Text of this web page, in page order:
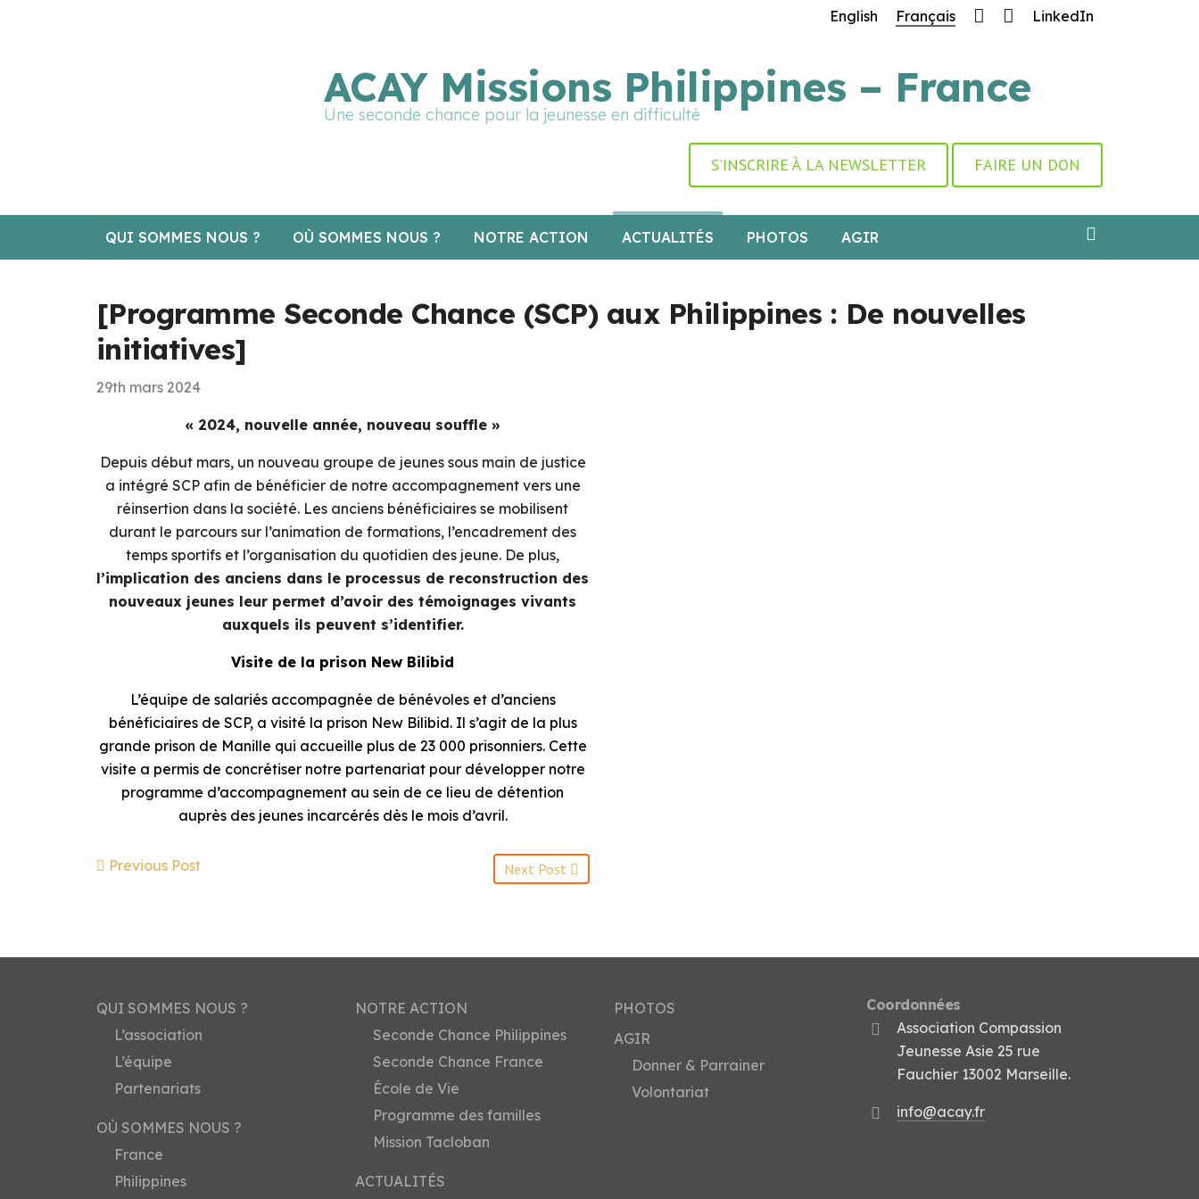
LinkedIn
Français
English
ACAY Missions Philippines – France
Une seconde chance pour la jeunesse en difficulté
S'INSCRIRE À LA NEWSLETTER FAIRE UN DON
QUI SOMMES NOUS ? OÙ SOMMES NOUS ? NOTRE ACTION ACTUALITÉS PHOTOS AGIR
[Programme Seconde Chance (SCP) aux Philippines : De nouvelles
initiatives]
29th mars 2024
« 2024, nouvelle année, nouveau souffle »
Depuis début mars, un nouveau groupe de jeunes sous main de justice
a intégré SCP afin de bénéficier de notre accompagnement vers une
réinsertion dans la société. Les anciens bénéficiaires se mobilisent
durant le parcours sur l’animation de formations, l’encadrement des
temps sportifs et l’organisation du quotidien des jeune. De plus,
l’implication des anciens dans le processus de reconstruction des
nouveaux jeunes leur permet d’avoir des témoignages vivants
auxquels ils peuvent s’identifier.
Visite de la prison New Bilibid
L’équipe de salariés accompagnée de bénévoles et d’anciens
bénéficiaires de SCP, a visité la prison New Bilibid. Il s’agit de la plus
grande prison de Manille qui accueille plus de 23 000 prisonniers. Cette
visite a permis de concrétiser notre partenariat pour développer notre
programme d’accompagnement au sein de ce lieu de détention
auprès des jeunes incarcérés dès le mois d’avril.
Previous Post Next Post
QUI SOMMES NOUS ?
L’association
L’équipe
Partenariats
OÙ SOMMES NOUS ?
France
Philippines
NOTRE ACTION
Seconde Chance Philippines
Seconde Chance France
École de Vie
Programme des familles
Mission Tacloban
ACTUALITÉS
PHOTOS
AGIR
Donner & Parrainer
Volontariat
Coordonnées
Association Compassion
Jeunesse Asie 25 rue
Fauchier 13002 Marseille.
info@acay.fr
🔧 Notre site fait peau neuve ! Informations et charte graphique en cours de mise à jour : merci pour votre patience.